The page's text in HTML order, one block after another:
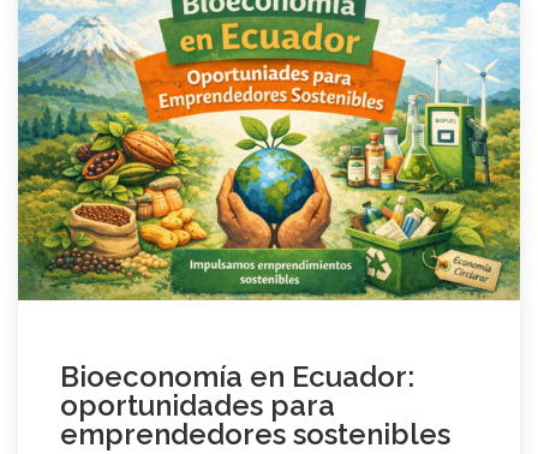
Bioeconomía en Ecuador:
oportunidades para
emprendedores sostenibles